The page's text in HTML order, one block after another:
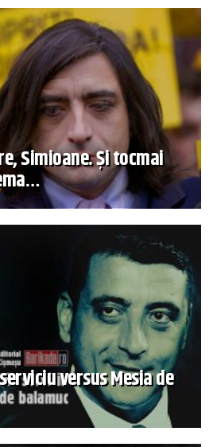
Simioane. Și tocmai
versus Mesia de